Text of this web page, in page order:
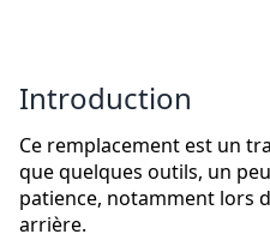
Introduction
Ce remplacement est un
que quelques outils, un
patience, notamment lors
arrière.